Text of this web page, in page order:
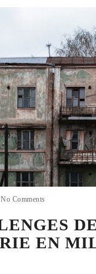
No Comments
EN